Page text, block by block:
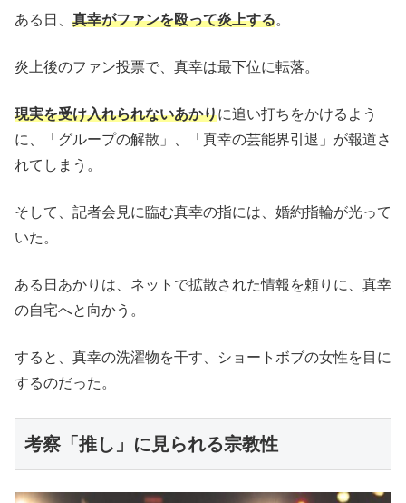
ある日、 真幸がファンを殴って炎上する。
炎上後のファン投票で、真幸は最下位に転落。
現実を受け入れられないあかりに追い打ちをかけるよう
に、「グループの解散」、「真幸の芸能界引退」が報道さ
れてしまう。
そして、記者会見に臨む真幸の指には、婚約指輪が光って
いた。
ある日あかりは、ネットで拡散された情報を頼りに、真幸
の自宅へと向かう。
すると、真幸の洗濯物を干す、ショートボブの女性を目に
するのだった。
考察「推し」に見られる宗教性